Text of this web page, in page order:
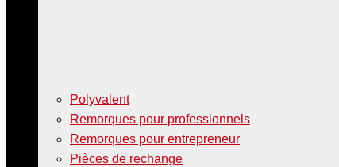
Polyvalent
Remorques pour professionnels
Remorques pour entrepreneur
Pièces de rechange